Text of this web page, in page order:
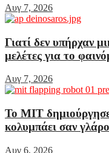
Αυγ 7, 2026
Γιατί δεν υπήρχαν
μελέτες για το
Αυγ 7, 2026
Το MIT
κολυμπάει σαν
Αυγ 6, 2026